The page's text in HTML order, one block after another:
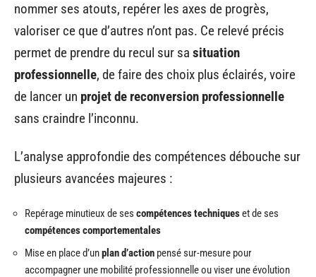
nommer ses atouts, repérer les axes de progrès,
valoriser ce que d’autres n’ont pas. Ce relevé précis
permet de prendre du recul sur sa situation
professionnelle, de faire des choix plus éclairés, voire
de lancer un projet de reconversion professionnelle
sans craindre l’inconnu.
L’analyse approfondie des compétences débouche sur
plusieurs avancées majeures :
Repérage minutieux de ses compétences techniqueset de ses
compétences comportementales
Mise en place d’unplan d’action pensé sur-mesure pour
accompagner une mobilité professionnelle ou viser une évolution